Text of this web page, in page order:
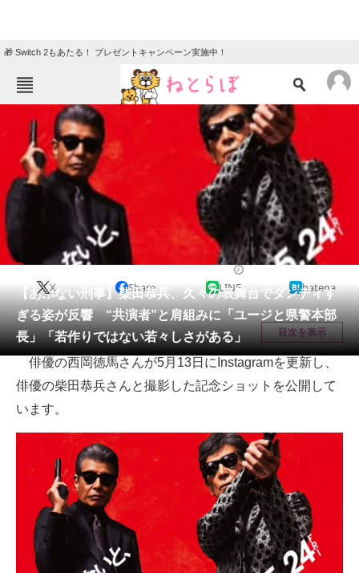
🎁 Switch 2もあたる！ プレゼントキャンペーン実施中！
ねとらぼメニュー
ニュース
エンタメ
グルメ 地域
教育・育児
動物 リサーチ
会員記事
メディア
注目記事を集めた総合ページ
ITの今と未来を見通す
進化するPCとデバイスの未来
好きが集まる 比べて選べる
ビジネスと働き方のヒント
AI活用のいまが分かる
【あぶない刑事】柴田恭兵、久々の表舞台でダンディす
ぎる姿が反響 “共演者”と肩組みに「ユージと県警本部
長」「若作りではない若々しさがある」
X Share LINE hatena
目次を表示
俳優の西岡徳馬さんが5月13日にInstagramを更新し、
俳優の柴田恭兵さんと撮影した記念ショットを公開して
います。